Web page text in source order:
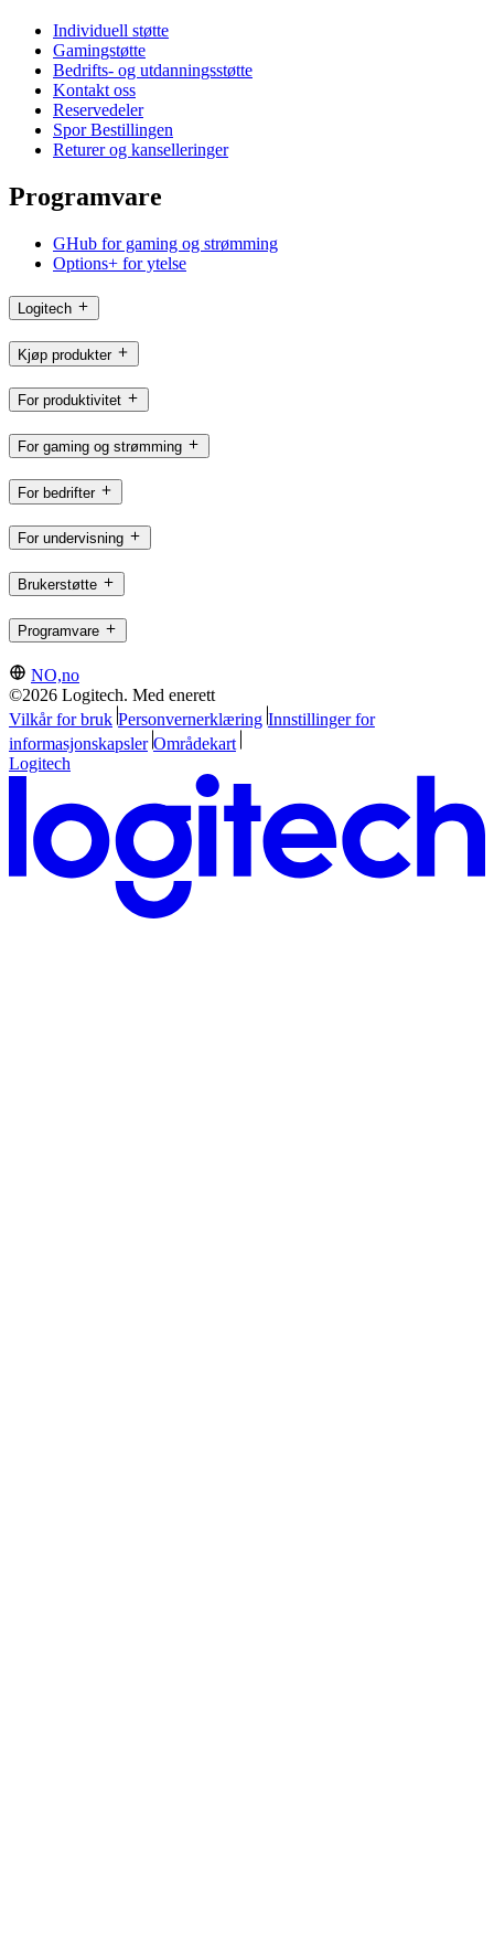
Individuell støtte
Gamingstøtte
Bedrifts- og utdanningsstøtte
Kontakt oss
Reservedeler
Spor Bestillingen
Returer og kanselleringer
Programvare
GHub for gaming og strømming
Options+ for ytelse
Logitech
Kjøp produkter
For produktivitet
For gaming og strømming
For bedrifter
For undervisning
Brukerstøtte
Programvare
NO,no
©2026 Logitech. Med enerett
Vilkår for bruk Personvernerklæring Innstillinger for
informasjonskapsler Områdekart
Logitech